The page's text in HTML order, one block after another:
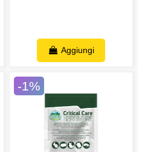
Aggiungi
-1%